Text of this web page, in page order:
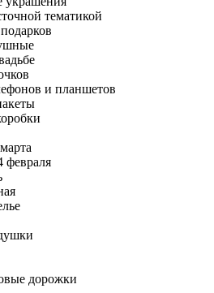
тематикой
и планшетов
февраля
дорожки